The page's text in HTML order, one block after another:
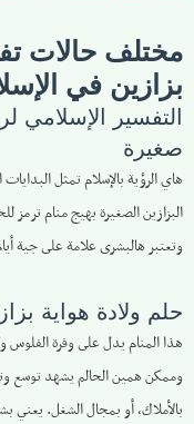
مختلف حالات
بزازين في
التفسير الإسلامي
صغيرة
هاي الرؤية بالإسلام تمثل
البزازين الصغيرة بهيج منام ترمز
وتعتبر هالبشرى علامة على جية
حلم ولادة هواية
هذا المنام يدل على وفرة
وممكن همين الحالم يشهد توسع
بالأملاك، أو بمجال الشغل. يعني